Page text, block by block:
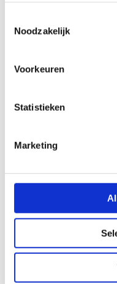
Noodzakelijk
Voorkeuren
Statistieken
Marketing
Marketing
Finance
Stel hier alvast je vraag